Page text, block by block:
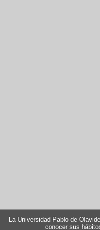
La Universidad Pablo de
conocer sus